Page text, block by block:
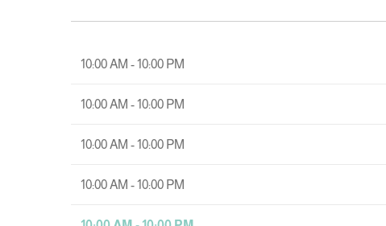
10:00 AM - 10:00 PM
10:00 AM - 10:00 PM
10:00 AM - 10:00 PM
10:00 AM - 10:00 PM